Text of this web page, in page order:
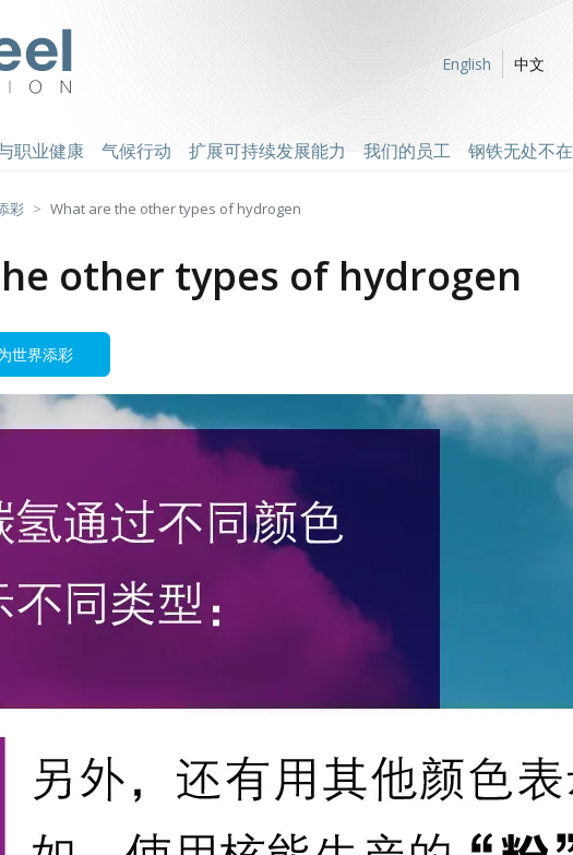
English
中文
职业健康 气候行动 扩展可持续发展能力 我们的员工 钢铁无处不在
彩 What are the other types of hydrogen
other types of hydrogen
世界添彩